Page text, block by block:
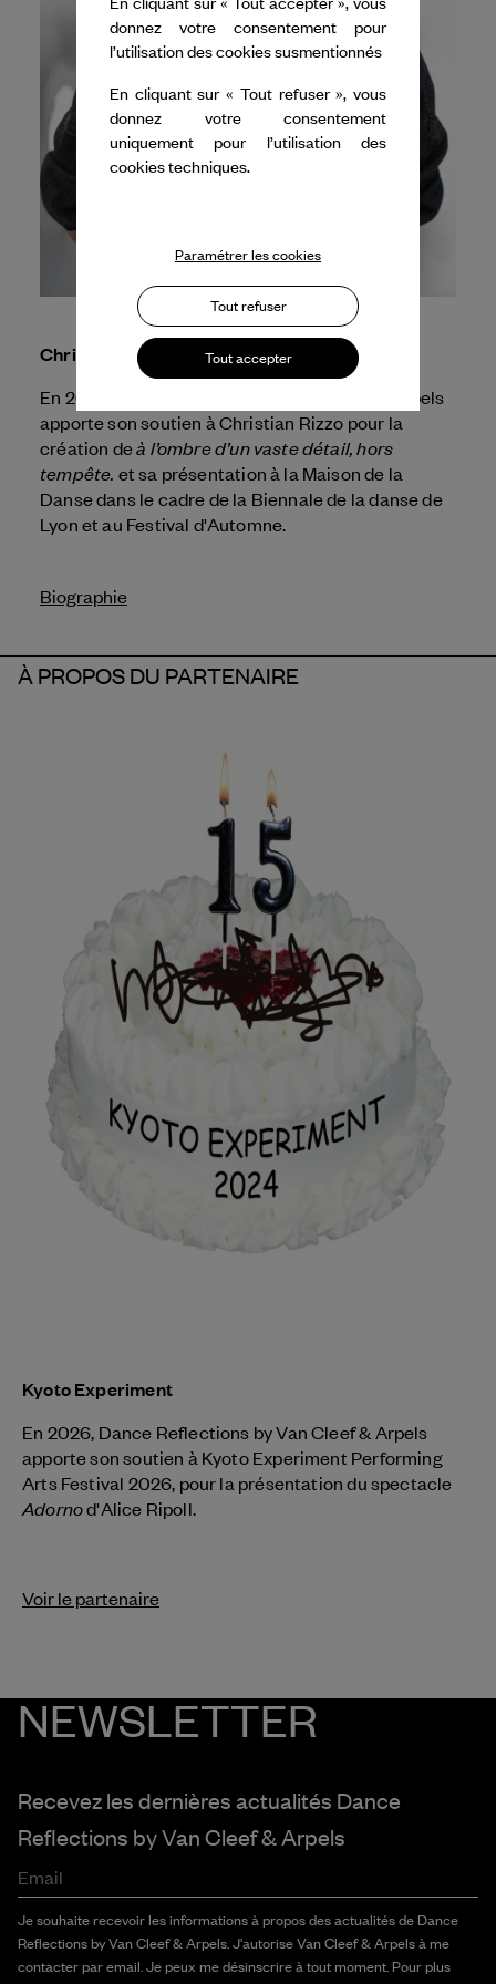
Christian Rizzo
En 2025, Dance Reflections by
Van Cleef & Arpels
apporte son soutien à Christian Rizzo pour la
création deà l’ombre d’un vaste détail, hors
tempête. et sa présentation à la Maison de la
Danse dans le cadre de la Biennale de la danse de
Lyon et au Festival d'Automne.
Biographie
À PROPOS DU PARTENAIRE
Kyoto Experiment
En 2026, Dance Reflections byVan Cleef & Arpels
apporte son soutien à Kyoto Experiment Performing
Arts Festival 2026, pour la présentation du spectacle
Adornod'Alice Ripoll.
Voir le partenaire
NEWSLETTER
Recevez les dernières actualités Dance
Reflections byVan Cleef & Arpels
Email
Je souhaite recevoir les informations à propos des actualités de Dance
Reflections by Van Cleef & Arpels. J'autorise Van Cleef & Arpels à me
contacter par email. Je peux me désinscrire à tout moment. Pour plus
donnez votre consentement pour
l’utilisation des cookies susmentionnés
En cliquant sur « Tout refuser », vous
donnez votre consentement
uniquement pour l’utilisation des
cookies techniques.
Paramétrer les cookies
Tout refuser
Tout accepter